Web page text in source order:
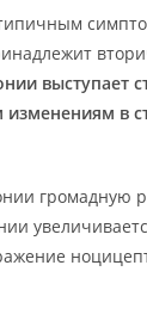
выступает
в
громадную